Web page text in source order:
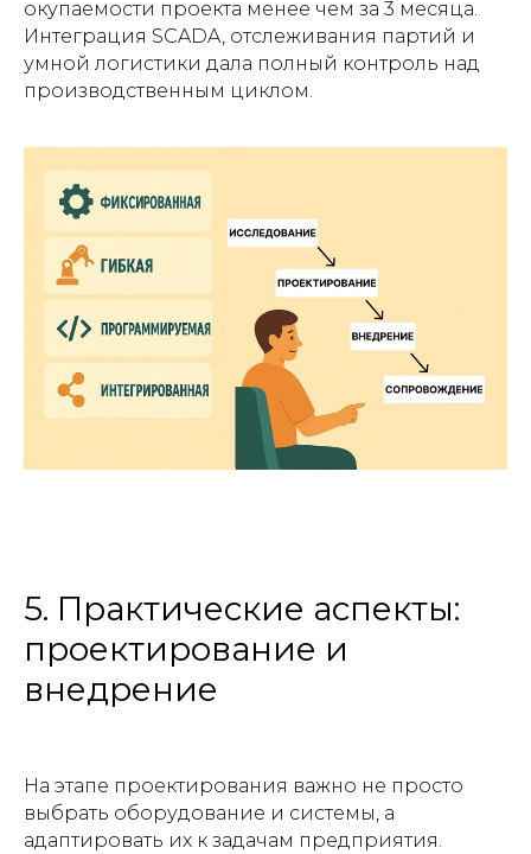
окупаемости проекта менее чем за 3 месяца.
Интеграция SCADA, отслеживания партий и
умной логистики дала полный контроль над
производственным циклом.
5. Практические аспекты:
проектирование и
внедрение
На этапе проектирования важно не просто
выбрать оборудование и системы, а
адаптировать их к задачам предприятия.